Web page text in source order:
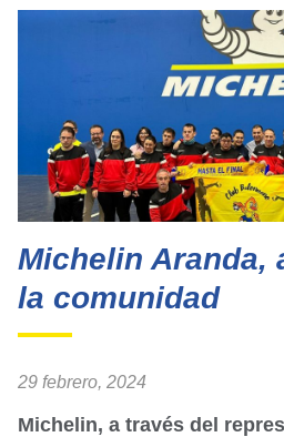
Michelin Aranda,
la comunidad
29 febrero, 2024
Michelin, a través del